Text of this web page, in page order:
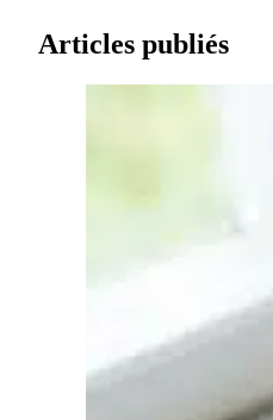
Articles publiés